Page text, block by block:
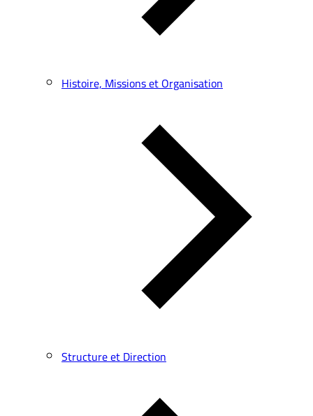
Histoire, Missions et Organisation
Structure et Direction